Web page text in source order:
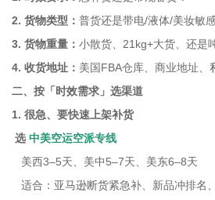
2. 货物类型： 普货还是带电/液体/美妆敏
3. 货物重量： 小散货、21kg+大货、还是
4. 收货地址： 美国FBA仓库、商业地址、
二、按「时效需求」选渠道
1. 很急、要快速上架补货
选 中美空运空派专线
美西3–5天、美中5–7天、美东6–8天
适合：亚马逊断货紧急补、新品冲排名